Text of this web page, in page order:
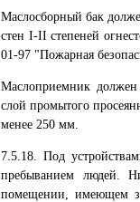
Маслосборный бак
стен I-II степеней
01-97 "Пожарная
Маслоприемник должен
слой промытого
менее 250 мм.
7.5.18. Под
пребыванием людей.
помещении, имеющем